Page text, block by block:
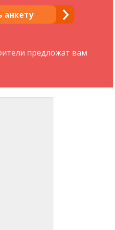
анкету
предложат вам